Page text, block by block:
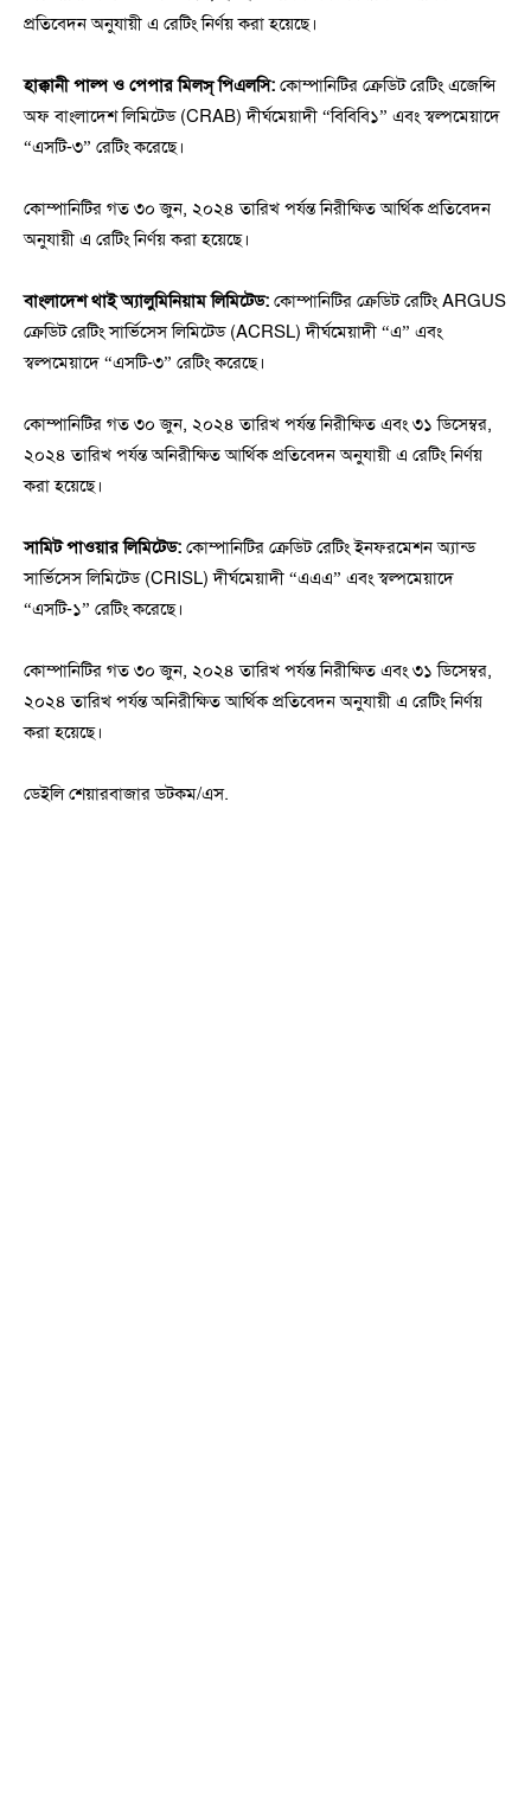
প্রতিবেদন অনুযায়ী এ রেটিং নির্ণয় করা হয়েছে।
হাক্কানী পাল্প ও পেপার মিলস্‌ পিএলসি: কোম্পানিটির ক্রেডিট রেটিং এজেন্সি
অফ বাংলাদেশ লিমিটেড (CRAB) দীর্ঘমেয়াদী “বিবিবি১” এবং স্বল্পমেয়াদে
“এসটি-৩” রেটিং করেছে।
কোম্পানিটির গত ৩০ জুন, ২০২৪ তারিখ পর্যন্ত নিরীক্ষিত আর্থিক প্রতিবেদন
অনুযায়ী এ রেটিং নির্ণয় করা হয়েছে।
বাংলাদেশ থাই অ্যালুমিনিয়াম লিমিটেড: কোম্পানিটির ক্রেডিট রেটিং ARGUS
ক্রেডিট রেটিং সার্ভিসেস লিমিটেড (ACRSL) দীর্ঘমেয়াদী “এ” এবং
স্বল্পমেয়াদে “এসটি-৩” রেটিং করেছে।
কোম্পানিটির গত ৩০ জুন, ২০২৪ তারিখ পর্যন্ত নিরীক্ষিত এবং ৩১ ডিসেম্বর,
২০২৪ তারিখ পর্যন্ত অনিরীক্ষিত আর্থিক প্রতিবেদন অনুযায়ী এ রেটিং নির্ণয়
করা হয়েছে।
সামিট পাওয়ার লিমিটেড: কোম্পানিটির ক্রেডিট রেটিং ইনফরমেশন অ্যান্ড
সার্ভিসেস লিমিটেড (CRISL) দীর্ঘমেয়াদী “এএএ” এবং স্বল্পমেয়াদে
“এসটি-১” রেটিং করেছে।
কোম্পানিটির গত ৩০ জুন, ২০২৪ তারিখ পর্যন্ত নিরীক্ষিত এবং ৩১ ডিসেম্বর,
২০২৪ তারিখ পর্যন্ত অনিরীক্ষিত আর্থিক প্রতিবেদন অনুযায়ী এ রেটিং নির্ণয়
করা হয়েছে।
ডেইলি শেয়ারবাজার ডটকম/এস.